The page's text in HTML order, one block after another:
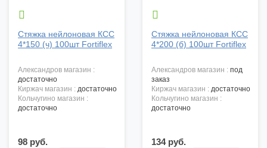

Стяжка нейлоновая КСС
4*150 (ч) 100шт Fortiflex
александров магазин :
достаточно
киржач магазин : достаточно
кольчугино магазин :
достаточно
98 руб.

Стяжка нейлоновая КСС
4*200 (б) 100шт Fortiflex
александров магазин : под
заказ
киржач магазин : достаточно
кольчугино магазин :
достаточно
134 руб.